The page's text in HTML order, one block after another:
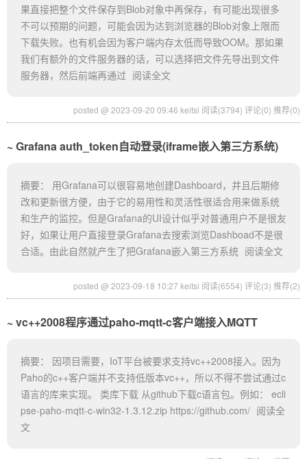
果直接把整个文件保存到Blob对象中再保存，有可能出现很多
不可以预期的问题，可能会因为达到浏览器的Blob对象上限而
下载失败。也有机会因为客户端内存太低而导致OOM。那如果
我们有额外的文件服务器的话，可以选择把文件先导出到文件
服务器，然后前端再通过 阅读全文
posted @ 2023-09-20 09:46 keitsi 阅读(3794) 评论(0) 推荐(0)
Grafana auth_token自动登录(iframe嵌入第三方系统)
摘要： 用Grafana可以很容易地创建Dashboard，并且后期修
改和更新很方便，由于它的易用性和灵活性很适合用来做系统
和生产的监控。但是Grafana的UI设计似乎对普通用户不是很友
好，如果让用户直接登录Grafana去搜索浏览Dashboad不是很
合适。由此自然就产生了把Grafana嵌入第三方系统 阅读全文
posted @ 2023-09-18 10:27 keitsi 阅读(6554) 评论(3) 推荐(2)
vc++2008程序通过paho-mqtt-c客户端接入MQTT
摘要： 因项目需要，IoT平台被要求支持vc++2008接入。因为
Paho的c++客户端并不支持低版本vc++，所以不得不尝试通过c
语言的库来实现。 类库下载 从github下载c语言包。例如： ecli
pse-paho-mqtt-c-win32-1.3.12.zip https://github.com/ 阅读全
文